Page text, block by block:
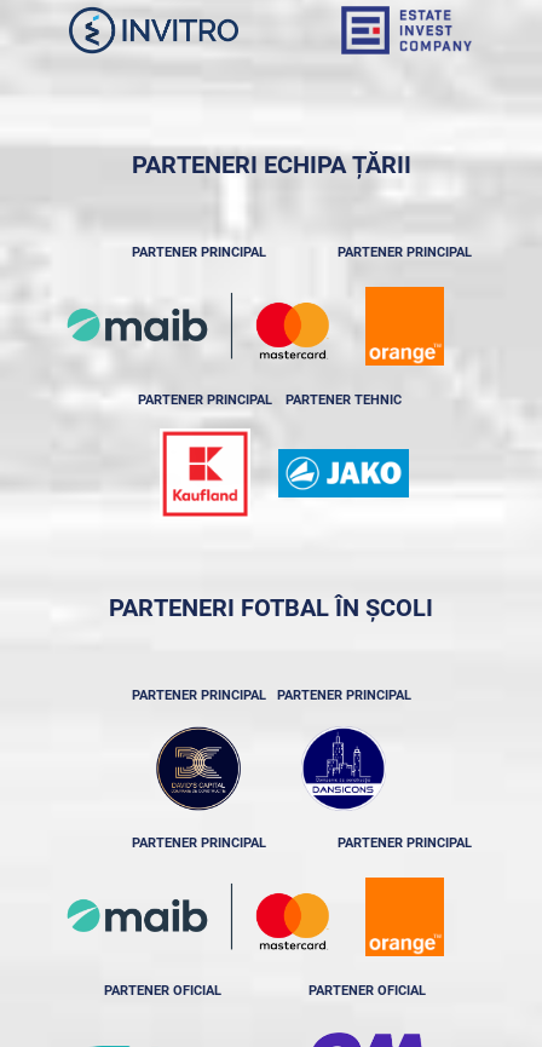
PARTENERI ECHIPA ȚĂRII
PARTENER PRINCIPAL PARTENER PRINCIPAL
PARTENER PRINCIPAL PARTENER TEHNIC
PARTENERI FOTBAL ÎN ȘCOLI
PARTENER PRINCIPAL PARTENER PRINCIPAL
PARTENER PRINCIPAL PARTENER PRINCIPAL
PARTENER OFICIAL PARTENER OFICIAL